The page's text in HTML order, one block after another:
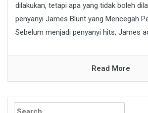
dilakukan, tetapi apa yang tidak boleh
penyanyi James Blunt yang Mencegah
Sebelum menjadi penyanyi hits, James
Read More
Search